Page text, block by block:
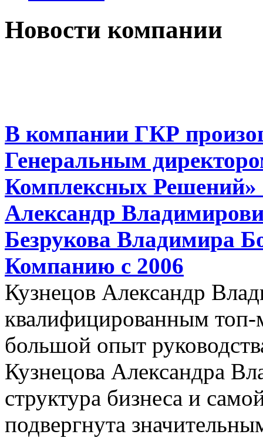
Новости компании
В компании ГКР
Генеральным
Комплексных Решений»
Александр
Безрукова Владимира
Компанию с 2006
Кузнецов Александр
квалифицированным
большой опыт
Кузнецова Александра
структура бизнеса и
подвергнута